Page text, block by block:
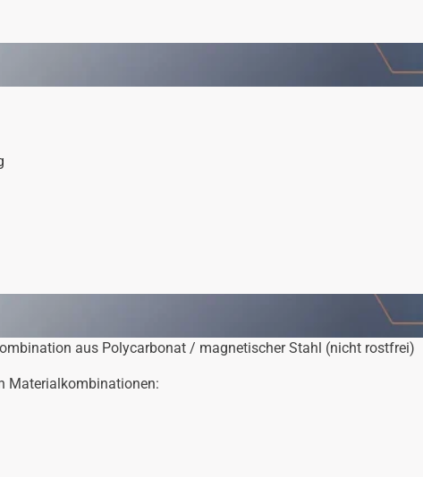
aus Polycarbonat / magnetischer Stahl (nicht rostfrei)
Materialkombinationen: